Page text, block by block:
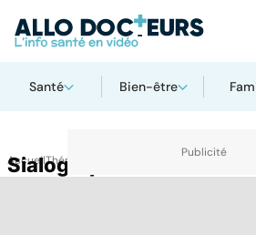
Santé Bien-être
AccueilThématiques
Sialographie